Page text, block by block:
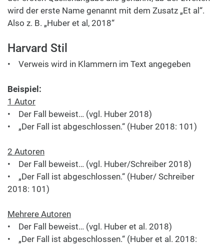
wird der erste Name genannt mit dem Zusatz „Et al“.
Also z. B. „Huber et al, 2018“
Harvard Stil
• Verweis wird in Klammern im Text angegeben
Beispiel:
1 Autor
• Der Fall beweist… (vgl. Huber 2018)
• „Der Fall ist abgeschlossen.“ (Huber 2018: 101)
2 Autoren
• Der Fall beweist… (vgl. Huber/Schreiber 2018)
• „Der Fall ist abgeschlossen.“ (Huber/ Schreiber
2018: 101)
Mehrere Autoren
• Der Fall beweist… (vgl. Huber et al. 2018)
• „Der Fall ist abgeschlossen.“ (Huber et al. 2018: